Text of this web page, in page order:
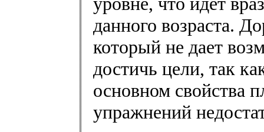
данного возраста.
который не дает
достичь цели, так
основном свойства
упражнений